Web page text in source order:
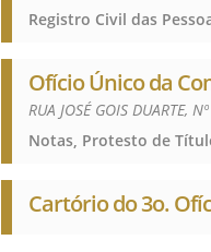
Ofício Único da
RUA JOSÉ GOIS DUARTE,
Cartório do 3o.